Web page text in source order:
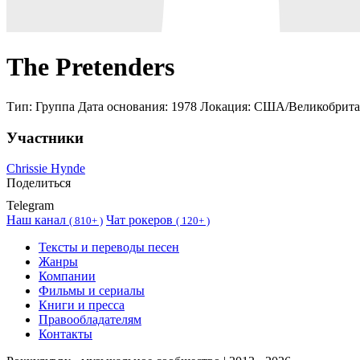
The Pretenders
Тип: Группа Дата основания: 1978 Локация: США/
Участники
Chrissie Hynde
Поделиться
Telegram
Наш канал ( 810+ ) Чат рокеров ( 120+ )
Тексты и переводы песен
Жанры
Компании
Фильмы и сериалы
Книги и пресса
Правообладателям
Контакты